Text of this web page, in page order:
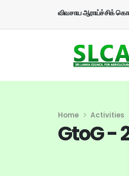
விவசாய ஆராய்ச்சிக்
Home Activities
GtoG -